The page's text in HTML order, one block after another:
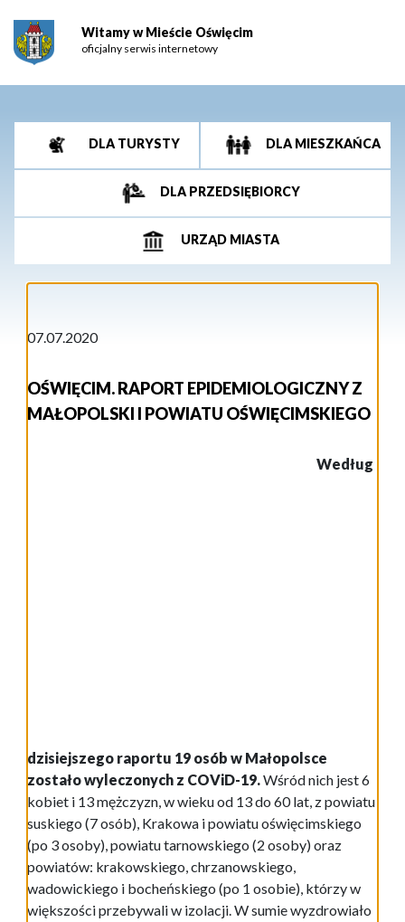
Witamy w Mieście Oświęcim
oficjalny serwis internetowy
DLA TURYSTY DLA MIESZKAŃCA
DLA PRZEDSIĘBIORCY
URZĄD MIASTA
07.07.2020
OŚWIĘCIM. RAPORT EPIDEMIOLOGICZNY Z
MAŁOPOLSKI I POWIATU OŚWIĘCIMSKIEGO
Według
dzisiejszego raportu 19 osób w Małopolsce
zostało wyleczonych z COViD-19.Wśród nich jest 6
kobiet i 13 mężczyzn, w wieku od 13 do 60 lat, z powiatu
suskiego (7 osób), Krakowa i powiatu oświęcimskiego
(po 3 osoby), powiatu tarnowskiego (2 osoby) oraz
powiatów: krakowskiego, chrzanowskiego,
wadowickiego i bocheńskiego (po 1 osobie), którzy w
większości przebywali w izolacji. W sumie wyzdrowiało